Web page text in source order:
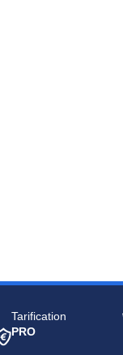
Tarification
PRO